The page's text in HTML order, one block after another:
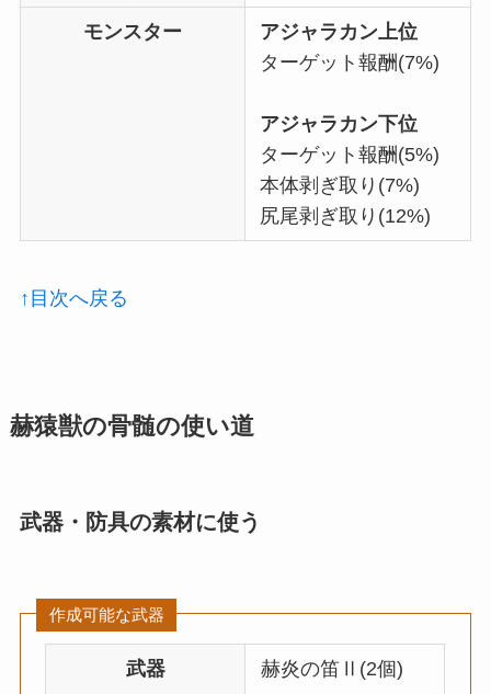
モンスター
アジャラカン上位
ターゲット報酬(7%)
アジャラカン下位
ターゲット報酬(5%)
本体剥ぎ取り(7%)
尻尾剥ぎ取り(12%)
↑目次へ戻る
赫猿獣の骨髄の使い道
武器・防具の素材に使う
作成可能な武器
武器 赫炎の笛Ⅱ(2個)